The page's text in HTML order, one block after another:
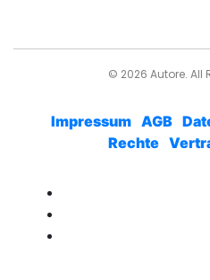
© 2026 Autore. All
Impressum AGB
Rechte